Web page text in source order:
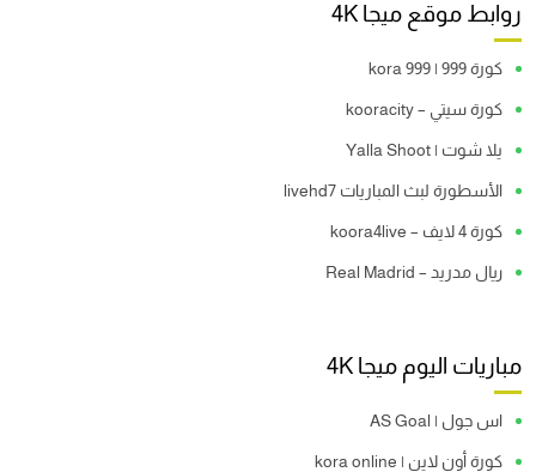
روابط موقع ميجا 4K
كورة 999 | kora 999
كورة سيتي – kooracity
يلا شوت | Yalla Shoot
الأسطورة لبث المباريات livehd7
كورة 4 لايف – koora4live
ريال مدريد – Real Madrid
مباريات اليوم ميجا 4K
اس جول | AS Goal
كورة أون لاين | kora online